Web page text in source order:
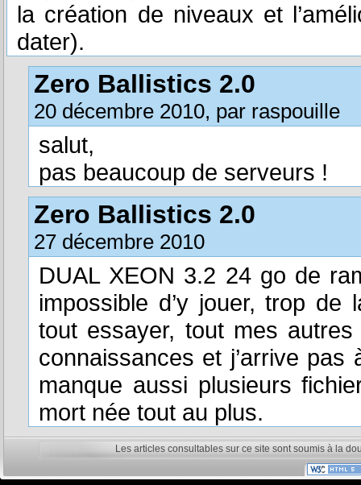
la création de niveaux et
dater).
Zero Ballistics 2.0
20 décembre 2010, par raspouille
salut,
pas beaucoup de serveurs !
Zero Ballistics 2.0
27 décembre 2010
DUAL XEON 3.2 24 go de
impossible d’y jouer, trop de
tout essayer, tout mes
connaissances et j’arrive pas
manque aussi plusieurs
mort née tout au plus.
Les articles consultables sur ce site sont soumis à la